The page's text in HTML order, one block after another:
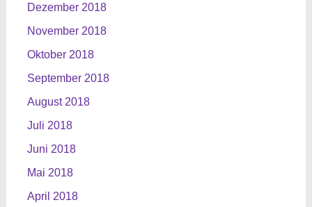
Dezember 2018
November 2018
Oktober 2018
September 2018
August 2018
Juli 2018
Juni 2018
Mai 2018
April 2018